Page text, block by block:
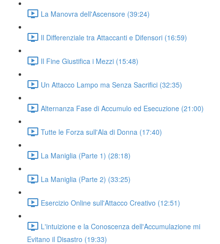
La Manovra dell'Ascensore (39:24)
Il Differenziale tra Attaccanti e Difensori (16:59)
Il Fine Giustifica i Mezzi (15:48)
Un Attacco Lampo ma Senza Sacrifici (32:35)
Alternanza Fase di Accumulo ed Esecuzione (21:00)
Tutte le Forza sull'Ala di Donna (17:40)
La Maniglia (Parte 1) (28:18)
La Maniglia (Parte 2) (33:25)
Esercizio Online sull'Attacco Creativo (12:51)
L'intuizione e la Conoscenza dell'Accumulazione mi
Evitano il Disastro (19:33)